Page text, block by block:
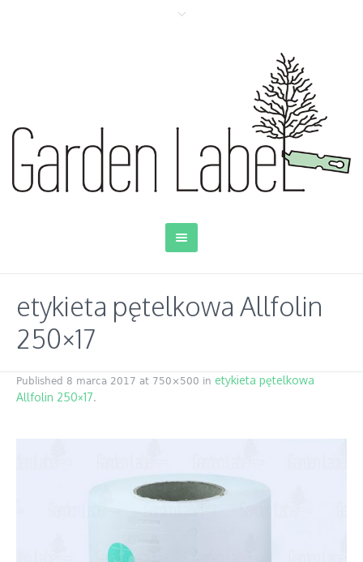
etykieta pętelkowa Allfolin
250×17
Published 8 marca 2017 at 750×500 in etykieta pętelkowa
Allfolin 250×17.